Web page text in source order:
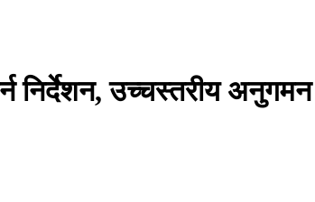
निर्देशन, उच्चस्तरीय